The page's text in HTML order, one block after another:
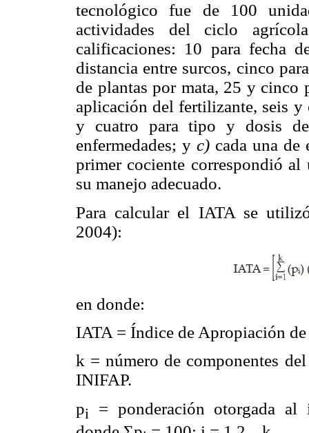
tecnológico fue de 100
actividades del ciclo
calificaciones: 10 para fecha
distancia entre surcos, cinco
de plantas por mata, 25 y
aplicación del fertilizante, seis
y cuatro para tipo y dosis
enfermedades; y c) cada una de
primer cociente correspondió
su manejo adecuado.
Para calcular el IATA se
2004):
en donde:
IATA = Índice de Apropiación
k = número de componentes
INIFAP.
pi
= ponderación otorgada al